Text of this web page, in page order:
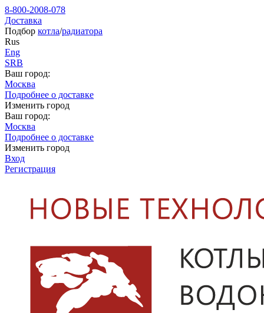
8-800-2008-078
Доставка
Подбор котла/радиатора
Rus
Eng
SRB
Ваш город:
Москва
Подробнее о доставке
Изменить город
Ваш город:
Москва
Подробнее о доставке
Изменить город
Вход
Регистрация